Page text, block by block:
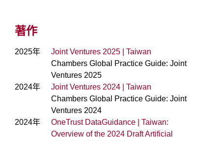
著作
2025年
Joint Ventures 2025 | Taiwan
Chambers Global Practice Guide: Joint
Ventures 2025
2024年
Joint Ventures 2024 | Taiwan
Chambers Global Practice Guide: Joint
Ventures 2024
2024年
OneTrust DataGuidance | Taiwan:
Overview of the 2024 Draft Artificial